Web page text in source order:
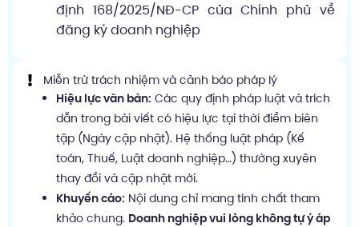
định 168/2025/NĐ-CP của Chính phủ về
đăng ký doanh nghiệp
Miễn trừ trách nhiệm và cảnh báo pháp lý
Hiệu lực văn bản: Các quy định pháp luật và trích
dẫn trong bài viết có hiệu lực tại thời điểm biên
tập (Ngày cập nhật). Hệ thống luật pháp (Kế
toán, Thuế, Luật doanh nghiệp…) thường xuyên
thay đổi và cập nhật mới.
Khuyến cáo: Nội dung chỉ mang tính chất tham
khảo chung. Doanh nghiệp vui lòng không tự ý áp